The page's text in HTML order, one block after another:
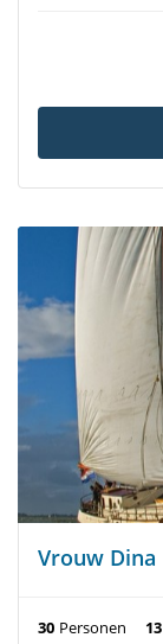
Vrouw Dina
30 Personen 13